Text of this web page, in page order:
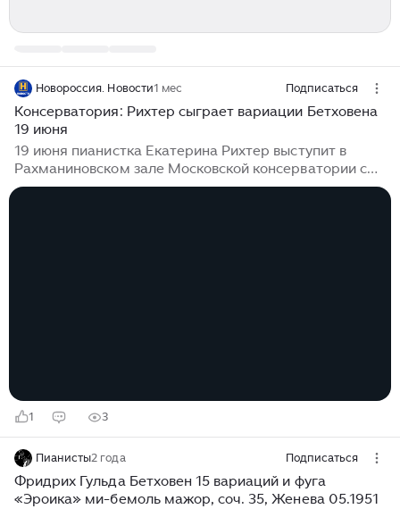
Новороссия. Новости1 мес Подписаться
Консерватория: Рихтер сыграет вариации Бетховена
19 июня
19 июня пианистка Екатерина Рихтер выступит в
Рахманиновском зале Московской консерватории с
программой из всех вариаций Бетховена, а также
1 3
Пианисты2 года Подписаться
Фридрих Гульда Бетховен 15 вариаций и фуга
«Эроика» ми-бемоль мажор, соч. 35, Женева 05.1951